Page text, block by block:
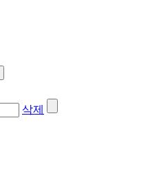
삭제